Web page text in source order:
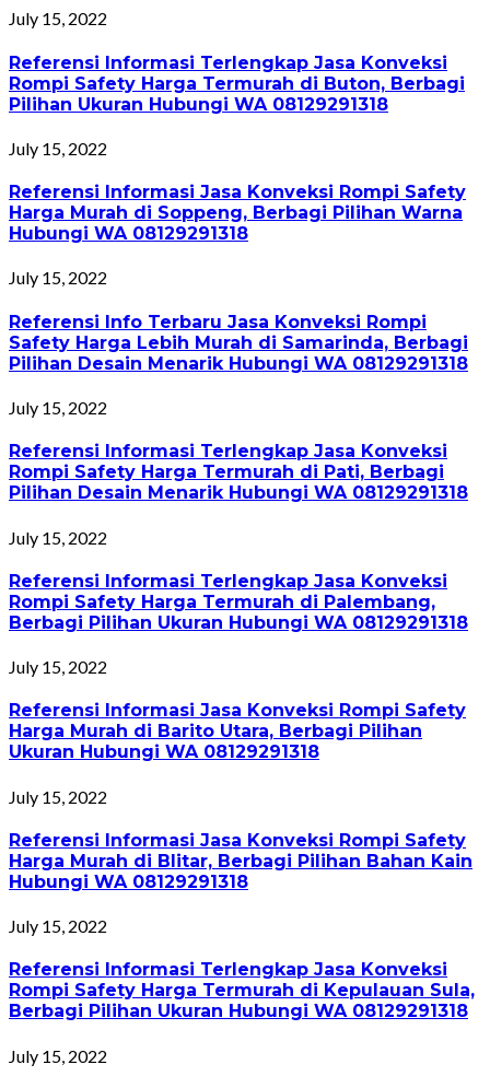
July 15, 2022
Referensi Informasi Terlengkap Jasa Konveksi
Rompi Safety Harga Termurah di Buton, Berbagi
Pilihan Ukuran Hubungi WA 08129291318
July 15, 2022
Referensi Informasi Jasa Konveksi Rompi Safety
Harga Murah di Soppeng, Berbagi Pilihan Warna
Hubungi WA 08129291318
July 15, 2022
Referensi Info Terbaru Jasa Konveksi Rompi
Safety Harga Lebih Murah di Samarinda, Berbagi
Pilihan Desain Menarik Hubungi WA 08129291318
July 15, 2022
Referensi Informasi Terlengkap Jasa Konveksi
Rompi Safety Harga Termurah di Pati, Berbagi
Pilihan Desain Menarik Hubungi WA 08129291318
July 15, 2022
Referensi Informasi Terlengkap Jasa Konveksi
Rompi Safety Harga Termurah di Palembang,
Berbagi Pilihan Ukuran Hubungi WA 08129291318
July 15, 2022
Referensi Informasi Jasa Konveksi Rompi Safety
Harga Murah di Barito Utara, Berbagi Pilihan
Ukuran Hubungi WA 08129291318
July 15, 2022
Referensi Informasi Jasa Konveksi Rompi Safety
Harga Murah di Blitar, Berbagi Pilihan Bahan Kain
Hubungi WA 08129291318
July 15, 2022
Referensi Informasi Terlengkap Jasa Konveksi
Rompi Safety Harga Termurah di Kepulauan Sula,
Berbagi Pilihan Ukuran Hubungi WA 08129291318
July 15, 2022